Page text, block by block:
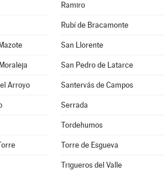
Ramiro
Rubí de Bracamonte
San Llorente
San Pedro de Latarce
Arroyo Santervás de Campos
Serrada
Tordehumos
Torre de Esgueva
Trigueros del Valle